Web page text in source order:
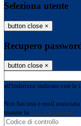
Seleziona utente
button close ×
Recupero
button close ×
all'indirizzo indicato con le
Non hai una e-mail
tramite la Login Spaggiari